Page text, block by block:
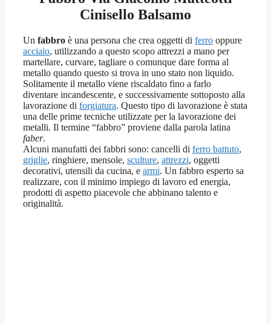
Cinisello Balsamo
Un fabbro è una persona che crea oggetti di ferro oppure
acciaio, utilizzando a questo scopo attrezzi a mano per
martellare, curvare, tagliare o comunque dare forma al
metallo quando questo si trova in uno stato non liquido.
Solitamente il metallo viene riscaldato fino a farlo
diventare incandescente, e successivamente sottoposto alla
lavorazione di forgiatura. Questo tipo di lavorazione è stata
una delle prime tecniche utilizzate per la lavorazione dei
metalli. Il termine “fabbro” proviene dalla parola latina
faber.
Alcuni manufatti dei fabbri sono: cancelli di ferro battuto,
griglie, ringhiere, mensole, sculture, attrezzi, oggetti
decorativi, utensili da cucina, e armi. Un fabbro esperto sa
realizzare, con il minimo impiego di lavoro ed energia,
prodotti di aspetto piacevole che abbinano talento e
originalità.